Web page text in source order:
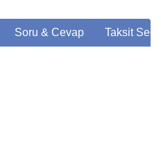
Soru & Cevap Taksit